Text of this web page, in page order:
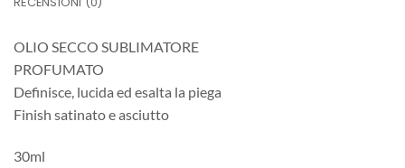
OLIO SECCO SUBLIMATORE
PROFUMATO
Definisce, lucida ed esalta la piega
Finish satinato e asciutto
30ml